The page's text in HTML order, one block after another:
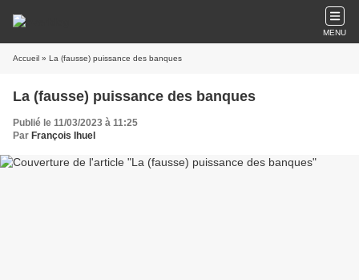
MENU
Accueil » La (fausse) puissance des banques
La (fausse) puissance des banques
Publié le 11/03/2023 à 11:25
Par François Ihuel